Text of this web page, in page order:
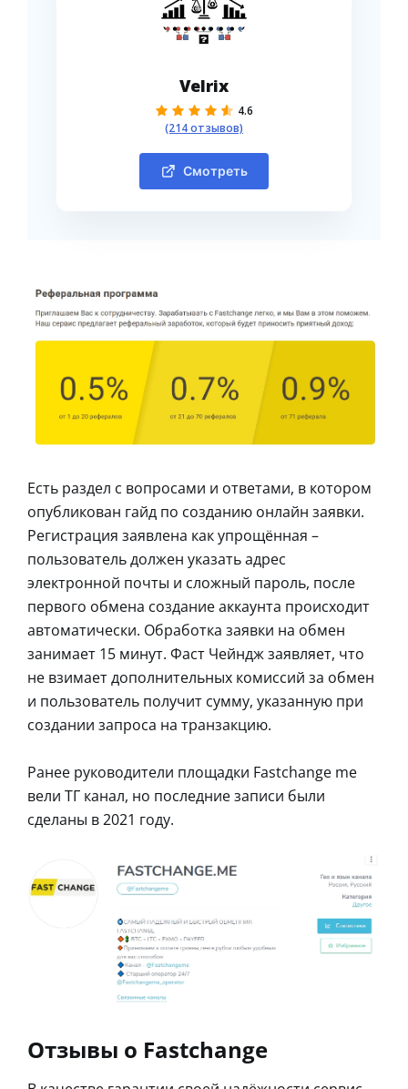
Velrix
4.6
(214 отзывов)
Смотреть
Есть раздел с вопросами и ответами, в котором
опубликован гайд по созданию онлайн заявки.
Регистрация заявлена как упрощённая –
пользователь должен указать адрес
электронной почты и сложный пароль, после
первого обмена создание аккаунта происходит
автоматически. Обработка заявки на обмен
занимает 15 минут. Фаст Чейндж заявляет, что
не взимает дополнительных комиссий за обмен
и пользователь получит сумму, указанную при
создании запроса на транзакцию.
Ранее руководители площадки Fastchange me
вели ТГ канал, но последние записи были
сделаны в 2021 году.
Отзывы о Fastchange